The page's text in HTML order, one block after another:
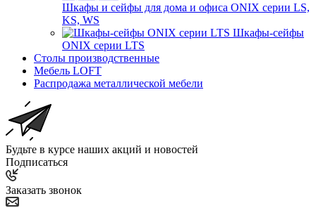
Шкафы и сейфы для дома и офиса ONIX серии LS,
KS, WS
Шкафы-сейфы
ONIX серии LTS
Столы производственные
Мебель LOFT
Распродажа металлической мебели
Будьте в курсе наших акций и новостей
Подписаться
Заказать звонок